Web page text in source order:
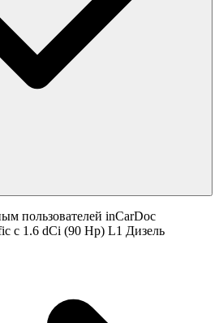
пользователей inCarDoc
с 1.6 dCi (90 Hp) L1 Дизель